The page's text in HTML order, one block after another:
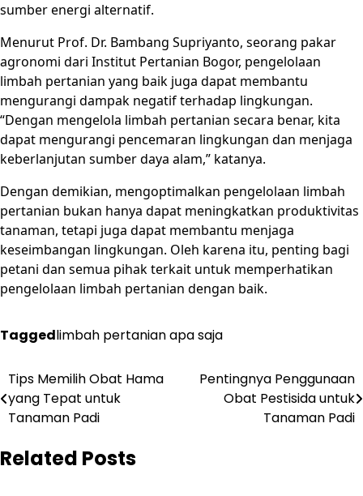
sumber energi alternatif.
Menurut Prof. Dr. Bambang Supriyanto, seorang pakar
agronomi dari Institut Pertanian Bogor, pengelolaan
limbah pertanian yang baik juga dapat membantu
mengurangi dampak negatif terhadap lingkungan.
“Dengan mengelola limbah pertanian secara benar, kita
dapat mengurangi pencemaran lingkungan dan menjaga
keberlanjutan sumber daya alam,” katanya.
Dengan demikian, mengoptimalkan pengelolaan limbah
pertanian bukan hanya dapat meningkatkan produktivitas
tanaman, tetapi juga dapat membantu menjaga
keseimbangan lingkungan. Oleh karena itu, penting bagi
petani dan semua pihak terkait untuk memperhatikan
pengelolaan limbah pertanian dengan baik.
Taggedlimbah pertanian apa saja
Post
navigation
Tips Memilih Obat Hama
yang Tepat untuk
Tanaman Padi
Pentingnya Penggunaan
Obat Pestisida untuk
Tanaman Padi
Related Posts